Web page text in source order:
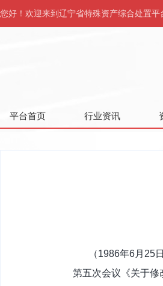
您好！欢迎来到辽宁省特殊资产综合处置平
平台首页 行业资讯
（1986年6月25
第五次会议《关于